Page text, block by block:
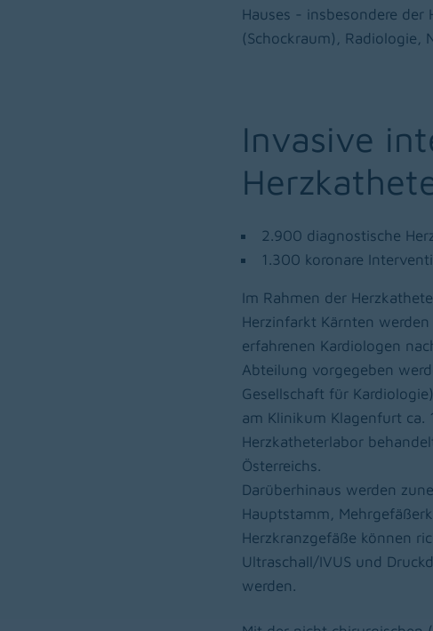
Hauses - insbesondere
(Schockraum), Radiologie,
Invasive
2.900 diagnostische
1.300 koronare
Im Rahmen der
Herzinfarkt Kärnten
erfahrenen Kardiologen
Abteilung vorgegeben
Gesellschaft für
am Klinikum Klagenfurt
Herzkatheterlabor
Österreichs.
Darüberhinaus werden
Hauptstamm,
Herzkranzgefäße können
Ultraschall/IVUS und
werden.